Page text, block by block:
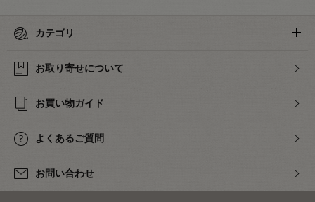
カテゴリ
お取り寄せについて
お買い物ガイド
よくあるご質問
お問い合わせ